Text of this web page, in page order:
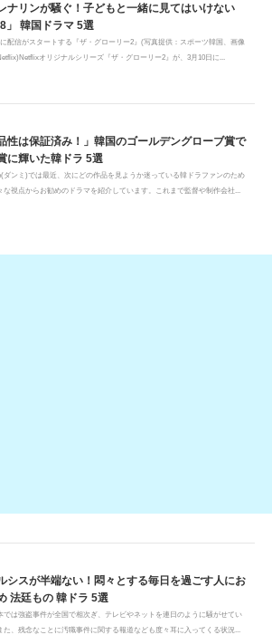
h
at
e
b
o
k
n
a
y
Li
k
ナリンが騒ぐ！子どもと一緒に見てはいけない
」 韓国ドラマ 5選
配信がスタートする『ザ・グローリー2』(写真提供：スポーツ韓国、画像
オリジナルシリーズ『ザ・グローリー2』が、3月10日に...
品性は保証済み！」韓国のゴールデングローブ賞で
に輝いた韓ドラ 5選
ダンミ)では最近、次にどの作品を見ようか迷っている韓ドラファンのため
な視点からお勧めのドラマを紹介しています。これまで監督や制作会社...
シスが半端ない！悶々とする毎日を過ごす人にお
法廷もの 韓ドラ 5選
では強盗事件が全国で相次ぎ、テレビやネットを連日のように騒がせてい
た、残念なことに汚職事件に関する報道なども度々耳に入ってくる状況...